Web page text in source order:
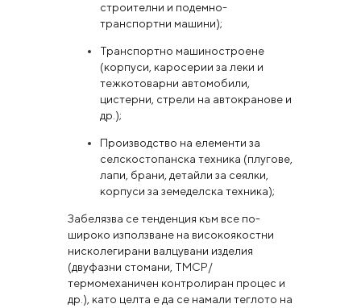
строителни и подемно-
транспортни машини);
Транспортно машиностроене
(корпуси, каросерии за леки и
тежкотоварни автомобили,
цистерни, стрели на автокранове и
др.);
Производство на елементи за
селскостопанска техника (плугове,
лапи, брани, детайли за сеялки,
корпуси за земеделска техника);
Забелязва се тенденция към все по-
широко използване на високоякостни
нисколегирани валцувани изделия
(двуфазни стомани, ТМСР/
термомеханичен контролиран процес и
др.), като целта е да се намали теглото на